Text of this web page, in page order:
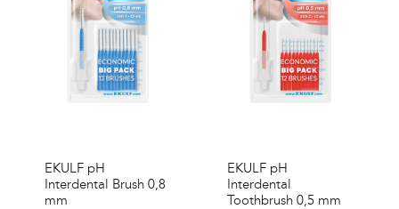
EKULF pH
Interdental Brush 0,8
mm
EKULF pH
Interdental
Toothbrush 0,5 mm